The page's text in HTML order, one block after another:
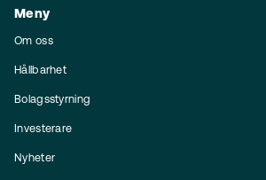
Meny
Om oss
Hållbarhet
Bolagsstyrning
Investerare
Nyheter